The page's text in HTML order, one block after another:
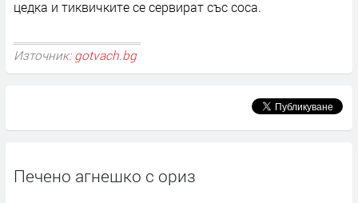
цедка и тиквичките се сервират със соса.
Източник: gotvach.bg
Печено агнешко с ориз